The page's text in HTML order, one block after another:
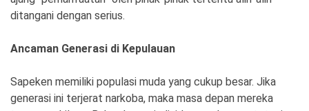
Indeks Birokrasi
ditangani dengan serius.
Ancaman Generasi di Kepulauan
Sapeken memiliki populasi muda yang cukup besar. Jika
generasi ini terjerat narkoba, maka masa depan mereka